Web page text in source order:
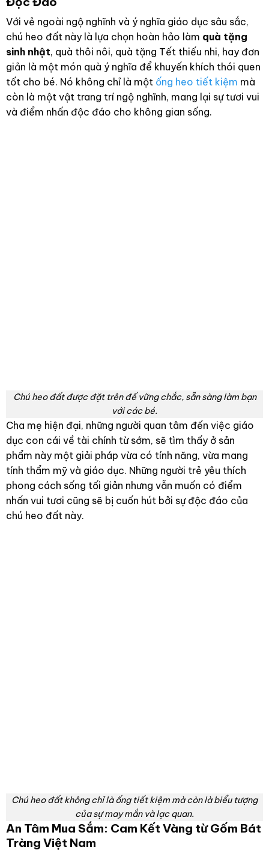
Với vẻ ngoài ngộ nghĩnh và ý nghĩa giáo dục sâu sắc,
chú heo đất này là lựa chọn hoàn hảo làm quà tặng
sinh nhật, quà thôi nôi, quà tặng Tết thiếu nhi, hay đơn
giản là một món quà ý nghĩa để khuyến khích thói quen
tốt cho bé. Nó không chỉ là một ống heo tiết kiệm mà
còn là một vật trang trí ngộ nghĩnh, mang lại sự tươi vui
và điểm nhấn độc đáo cho không gian sống.
Chú heo đất được đặt trên đế vững chắc, sẵn sàng làm bạn
với các bé.
Cha mẹ hiện đại, những người quan tâm đến việc giáo
dục con cái về tài chính từ sớm, sẽ tìm thấy ở sản
phẩm này một giải pháp vừa có tính năng, vừa mang
tính thẩm mỹ và giáo dục. Những người trẻ yêu thích
phong cách sống tối giản nhưng vẫn muốn có điểm
nhấn vui tươi cũng sẽ bị cuốn hút bởi sự độc đáo của
chú heo đất này.
Chú heo đất không chỉ là ống tiết kiệm mà còn là biểu tượng
của sự may mắn và lạc quan.
An Tâm Mua Sắm: Cam Kết Vàng từ Gốm Bát
Tràng Việt Nam